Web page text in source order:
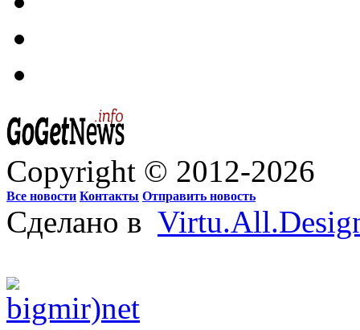
Copyright © 2012-2026
Все новости Контакты Отправить новость
Сделано в